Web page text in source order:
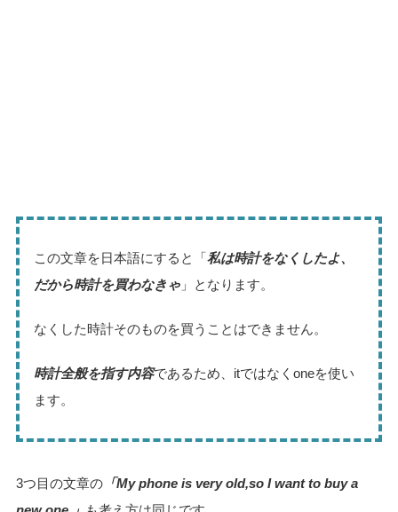
この文章を日本語にすると「私は時計をなくしたよ、
だから時計を買わなきゃ」となります。
なくした時計そのものを買うことはできません。
時計全般を指す内容であるため、itではなくoneを使い
ます。
3つ目の文章の「My phone is very old,so I want to buy a